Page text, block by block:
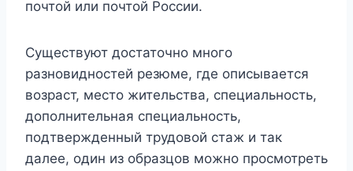
почтой или почтой России.
Существуют достаточно много
разновидностей резюме, где описывается
возраст, место жительства, специальность,
дополнительная специальность,
подтвержденный трудовой стаж и так
далее, один из образцов можно просмотреть